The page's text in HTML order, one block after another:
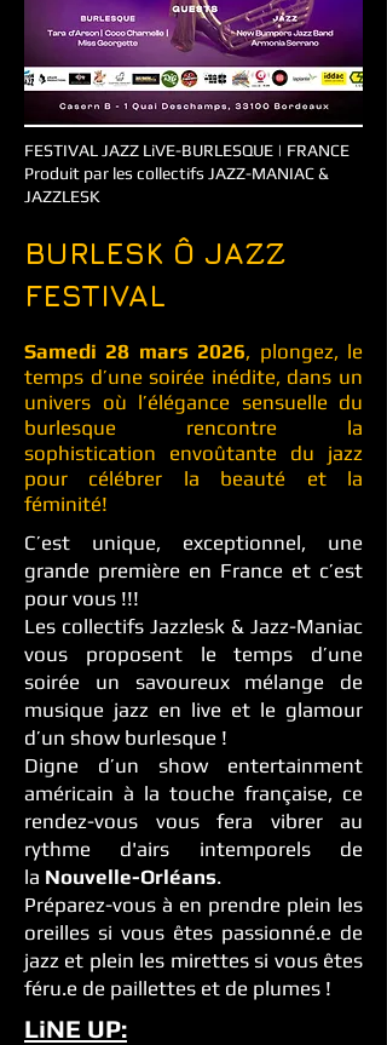
FESTIVAL JAZZ LiVE-BURLESQUE | FRANCE
Produit par les collectifs JAZZ-MANIAC &
JAZZLESK
BURLESK Ô JAZZ
FESTIVAL
Samedi 28 mars 2026, plongez, le
temps d’une soirée inédite, dans un
univers où l’élégance sensuelle du
burlesque rencontre la
sophistication envoûtante du jazz
pour célébrer la beauté et la
féminité!
C’est unique, exceptionnel, une
grande première en France et c’est
pour vous !!!
Les collectifs Jazzlesk & Jazz-Maniac
vous proposent le temps d’une
soirée un savoureux mélange de
musique jazz en live et le glamour
d’un show burlesque !
Digne d’un show entertainment
américain à la touche française, ce
rendez-vous vous fera vibrer au
rythme d'airs intemporels de
la Nouvelle-Orléans.
Préparez-vous à en prendre plein les
oreilles si vous êtes passionné.e de
jazz et plein les mirettes si vous êtes
féru.e de paillettes et de plumes !
LiNE UP: